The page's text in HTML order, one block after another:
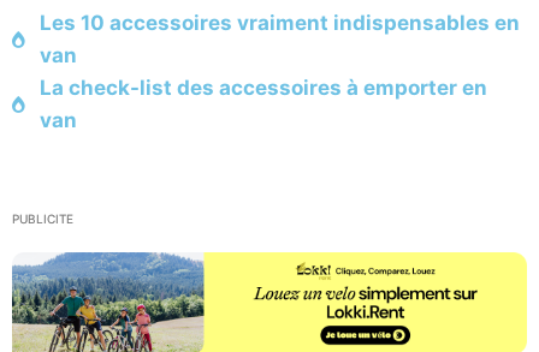
Les 10 accessoires vraiment indispensables en
van
La check-list des accessoires à emporter en
van
PUBLICITE